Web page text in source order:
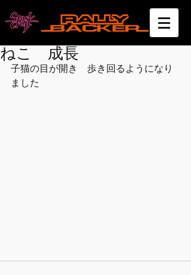
ねこ 成長
子猫の目が開き　歩き回るようになり
ました